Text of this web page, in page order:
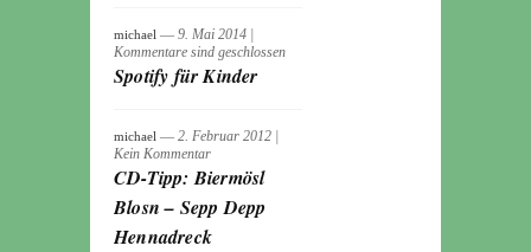
michael ― 9. Mai 2014
Kommentare sind geschlossen
Spotify für Kinder
michael ― 2. Februar 2012
Kein Kommentar
CD-Tipp: Biermösl
Blosn – Sepp Depp
Hennadreck